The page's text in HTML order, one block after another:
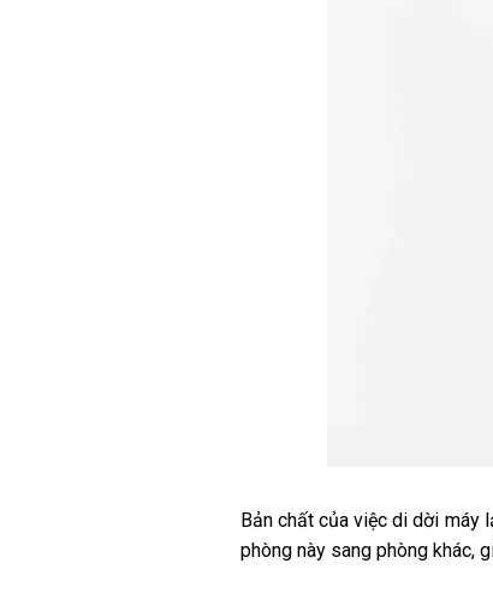
Bản chất của việc di dời máy
phòng này sang phòng khác,